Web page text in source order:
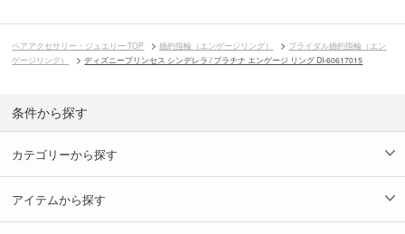
ペアアクセサリー・ジュエリー TOP 婚約指輪（エンゲージリング）
ブライダル婚約指輪（エン
ゲージリング）
ディズニープリンセス シンデレラ / プラチナ エンゲージ リング DI-60617015
条件から探す
カテゴリーから探す
アイテムから探す